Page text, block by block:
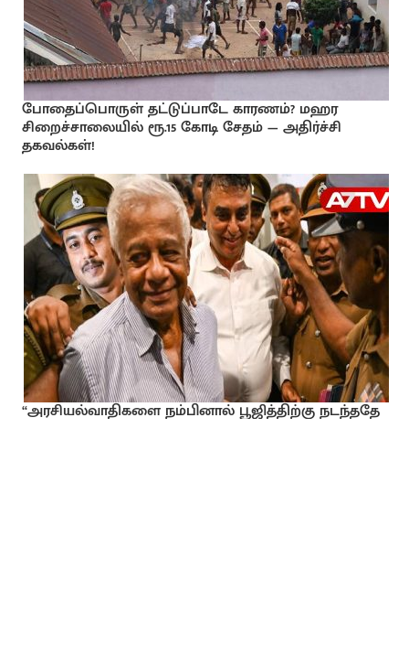
போதைப்பொருள் தட்டுப்பாடே காரணம்? மஹர
சிறைச்சாலையில் ரூ.15 கோடி சேதம் — அதிர்ச்சி
தகவல்கள்!
“அரசியல்வாதிகளை நம்பினால் பூஜித்திற்கு நடந்ததே